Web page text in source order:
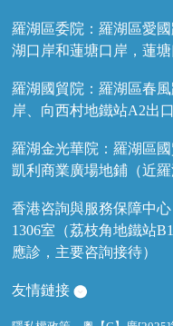
羅湖區委院：羅湖區愛
湖口岸和蓮塘口岸，蓮
羅湖國貿院：羅湖區春
岸、向西村地鐵站A2出
羅湖金光華院：羅湖區
凱利商業廣場地鋪（近
香港咨詢與服務保障中
1306室（荔枝角地鐵站
應診，主要咨詢接待）
友情鏈接